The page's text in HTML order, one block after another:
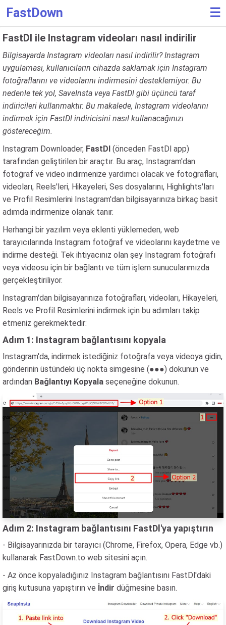
FastDown ☰
FastDl ile Instagram videoları nasıl indirilir
Bilgisayarda Instagram videoları nasıl indirilir? Instagram
uygulaması, kullanıcıların cihazda saklamak için Instagram
fotoğraflarını ve videolarını indirmesini desteklemiyor. Bu
nedenle tek yol, SaveInsta veya FastDl gibi üçüncü taraf
indiricileri kullanmaktır. Bu makalede, Instagram videolarını
indirmek için FastDl indiricisini nasıl kullanacağınızı
göstereceğim.
Instagram Downloader, FastDl (önceden FastDl app)
tarafından geliştirilen bir araçtır. Bu araç, Instagram'dan
fotoğraf ve video indirmenize yardımcı olacak ve fotoğrafları,
videoları, Reels'leri, Hikayeleri, Ses dosyalarını, Highlights'ları
ve Profil Resimlerini Instagram'dan bilgisayarınıza birkaç basit
adımda indirmenize olanak tanır.
Herhangi bir yazılım veya eklenti yüklemeden, web
tarayıcılarında Instagram fotoğraf ve videolarını kaydetme ve
indirme desteği. Tek ihtiyacınız olan şey Instagram fotoğrafı
veya videosu için bir bağlantı ve tüm işlem sunucularımızda
gerçekleştiriliyor.
Instagram'dan bilgisayarınıza fotoğrafları, videoları, Hikayeleri,
Reels ve Profil Resimlerini indirmek için bu adımları takip
etmeniz gerekmektedir:
Adım 1: Instagram bağlantısını kopyala
Instagram'da, indirmek istediğiniz fotoğrafa veya videoya gidin,
gönderinin üstündeki üç nokta simgesine (●●●) dokunun ve
ardından Bağlantıyı Kopyala seçeneğine dokunun.
Adım 2: Instagram bağlantısını FastDl'ya yapıştırın
- Bilgisayarınızda bir tarayıcı (Chrome, Firefox, Opera, Edge vb.)
kullanarak FastDown.to web sitesini açın.
- Az önce kopyaladığınız Instagram bağlantısını FastDl'daki
giriş kutusuna yapıştırın ve İndir düğmesine basın.